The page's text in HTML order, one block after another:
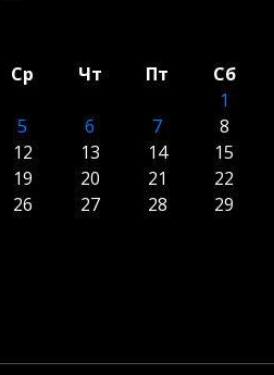
Ср Чт Пт
Сб
1
5 6 7
8
12 13 14
15
19 20 21
22
26 27 28
29